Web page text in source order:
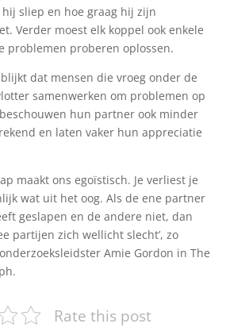
sliep en hoe graag hij zijn
Verder moest elk koppel ook enkele
problemen proberen oplossen.
dat mensen die vroeg onder de
samenwerken om problemen op
hun partner ook minder
en laten vaker hun appreciatie
maakt ons egoïstisch. Je verliest je
wat uit het oog. Als de ene partner
geslapen en de andere niet, dan
partijen zich wellicht slecht’, zo
Amie Gordon in The
Rate this post